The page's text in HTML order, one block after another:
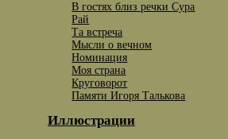
В гостях близ речки Сура
Рай
Та встреча
Мысли о вечном
Номинация
Моя страна
Круговорот
Памяти Игоря Талькова
Иллюстрации